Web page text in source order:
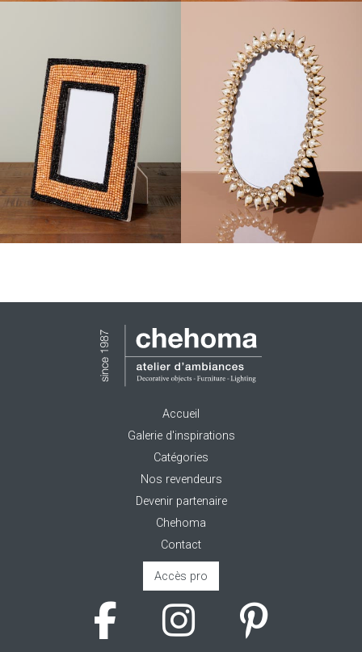
Accueil
Galerie d'inspirations
Catégories
Nos revendeurs
Devenir partenaire
Chehoma
Contact
Accès pro